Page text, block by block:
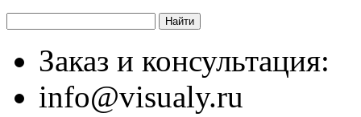
Заказ и консультация:
info@visualy.ru